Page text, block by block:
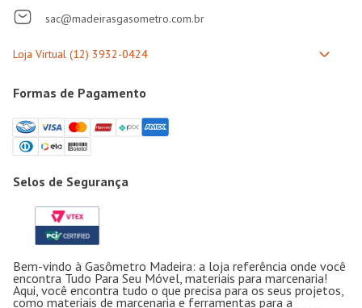
sac@madeirasgasometro.com.br
Formas de Pagamento
Selos de Segurança
Bem-vindo à Gasômetro Madeira: a loja referência onde você
encontra Tudo Para Seu Móvel, materiais para marcenaria!
Aqui, você encontra tudo o que precisa para os seus projetos,
como materiais de marcenaria e ferramentas para a